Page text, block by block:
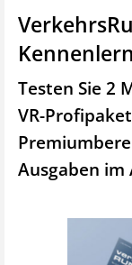
Testen Sie 2
VR-
Ausgaben